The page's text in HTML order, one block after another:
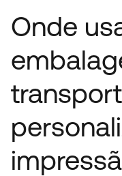
Onde